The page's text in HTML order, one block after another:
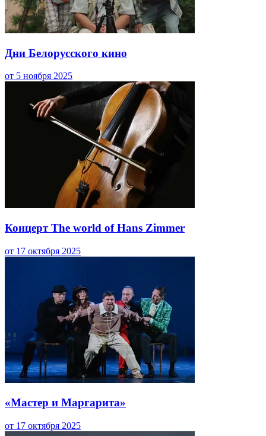
Дни Белорусского кино
от 5 ноября 2025
Концерт The world of Hans Zimmer
от 17 октября 2025
«Мастер и Маргарита»
от 17 октября 2025